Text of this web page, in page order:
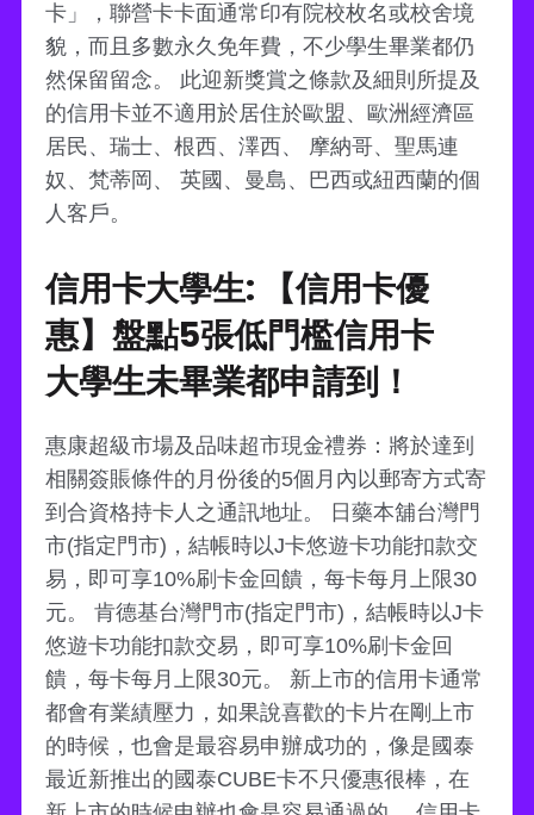
卡」，聯營卡卡面通常印有院校枚名或校舍境
貌，而且多數永久免年費，不少學生畢業都仍
然保留留念。 此迎新獎賞之條款及細則所提及
的信用卡並不適用於居住於歐盟、歐洲經濟區
居民、瑞士、根西、澤西、 摩納哥、聖馬連
奴、梵蒂岡、 英國、曼島、巴西或紐西蘭的個
人客戶。
信用卡大學生: 【信用卡優
惠】盤點5張低門檻信用卡
大學生未畢業都申請到！
惠康超級市場及品味超市現金禮券：將於達到
相關簽賬條件的月份後的5個月內以郵寄方式寄
到合資格持卡人之通訊地址。 日藥本舖台灣門
市(指定門市)，結帳時以J卡悠遊卡功能扣款交
易，即可享10%刷卡金回饋，每卡每月上限30
元。 肯德基台灣門市(指定門市)，結帳時以J卡
悠遊卡功能扣款交易，即可享10%刷卡金回
饋，每卡每月上限30元。 新上市的信用卡通常
都會有業績壓力，如果說喜歡的卡片在剛上市
的時候，也會是最容易申辦成功的，像是國泰
最近新推出的國泰CUBE卡不只優惠很棒，在